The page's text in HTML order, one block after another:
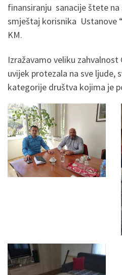
finansiranju sanacije štete
smještaj korisnika Ustanove
KM.
Izražavamo veliku zahvalnost
uvijek protezala na sve ljude,
kategorije društva kojima je